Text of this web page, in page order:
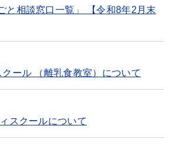
と相談窓口一覧」 【令和8年2月末
ール （離乳食教室）について
スクールについて